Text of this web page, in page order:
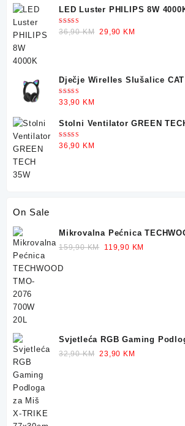
LED Luster PHILIPS 8W
Ocjenjeno
5.00od 5
36,90KM Original
29,90 KM
Dječje Wirelles Slušalice CAT
Ocjenjeno
5.00od 5
33,90 KM
Stolni Ventilator GREEN
Ocjenjeno
5.00od 5
36,90 KM
On Sale
Mikrovalna Pećnica
700W 20L
159,90KM
Original
119,90 KM
Svjetleća RGB Gaming
TRIKE 77x30cm
32,90KM Original
23,90 KM